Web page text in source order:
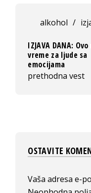
alkohol /
IZJAVA DANA:
vreme za ljude sa
emocijama
prethodna vest
OSTAVITE
Vaša adresa e-